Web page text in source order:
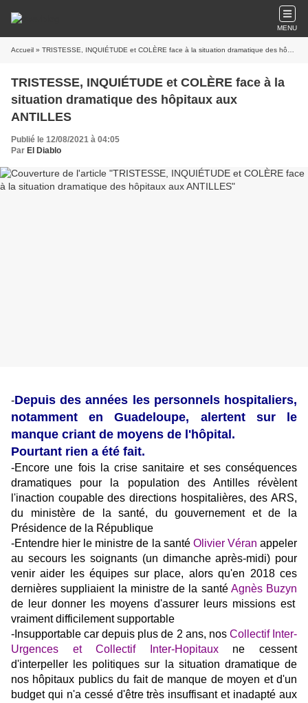
MENU
Accueil » TRISTESSE, INQUIÉTUDE et COLÈRE face à la situation dramatique des hôpitaux aux ANTILLES
TRISTESSE, INQUIÉTUDE et COLÈRE face à la
situation dramatique des hôpitaux aux
ANTILLES
Publié le 12/08/2021 à 04:05
Par El Diablo
-Depuis des années les personnels hospitaliers,
notamment en Guadeloupe, alertent sur le
manque criant de moyens de l'hôpital.
Pourtant rien a été fait.
-Encore une fois la crise sanitaire et ses conséquences
dramatiques pour la population des Antilles révèlent
l'inaction coupable des directions hospitalières, des ARS,
du ministère de la santé, du gouvernement et de la
Présidence de la République
-Entendre hier le ministre de la santé Olivier Véran appeler
au secours les soignants (un dimanche après-midi) pour
venir aider les équipes sur place, alors qu'en 2018 ces
dernières suppliaient la ministre de la santé Agnès Buzyn
de leur donner les moyens d'assurer leurs missions est
vraiment difficilement supportable
-Insupportable car depuis plus de 2 ans, nos Collectif Inter-
Urgences etCollectif Inter-Hopitauxne cessent
d'interpeller les politiques sur la situation dramatique de
nos hôpitaux publics du fait de manque de moyen et d'un
budget qui n'a cessé d'être très insuffisant et inadapté aux